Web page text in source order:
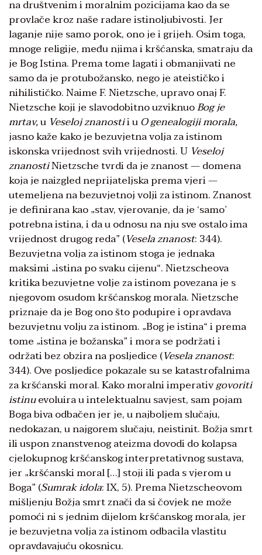
na društvenim i moralnim pozicijama kao da se
provlače kroz naše radare istinoljubivosti. Jer
laganje nije samo porok, ono je i grijeh. Osim toga,
mnoge religije, među njima i kršćanska, smatraju da
je Bog Istina. Prema tome lagati i obmanjivati ne
samo da je protubožansko, nego je ateističko i
nihilističko. Naime F. Nietzsche, upravo onaj F.
Nietzsche koji je slavodobitno uzviknuoBog je
mrtav,u Veseloj znanostii uO genealogiji morala,
jasno kaže kako je bezuvjetna volja za istinom
iskonska vrijednost svih vrijednosti. U Veseloj
znanostiNietzsche tvrdi da je znanost — domena
koja je naizgled neprijateljska prema vjeri —
utemeljena na bezuvjetnoj volji za istinom. Znanost
je definirana kao „stav, vjerovanje, da je ‘samo’
potrebna istina, i da u odnosu na nju sve ostalo ima
vrijednost drugog reda” (Vesela znanost: 344).
Bezuvjetna volja za istinom stoga je jednaka
maksimi „istina po svaku cijenu“. Nietzscheova
kritika bezuvjetne volje za istinom povezana je s
njegovom osudom kršćanskog morala. Nietzsche
priznaje da je Bog ono što podupire i opravdava
bezuvjetnu volju za istinom. „Bog je istina“ i prema
tome „istina je božanska” i mora se podržati i
održati bez obzira na posljedice (Vesela znanost:
344). Ove posljedice pokazale su se katastrofalnima
za kršćanski moral. Kako moralni imperativgovoriti
istinuevoluira u intelektualnu savjest, sam pojam
Boga biva odbačen jer je, u najboljem slučaju,
nedokazan, u najgorem slučaju, neistinit. Božja smrt
ili uspon znanstvenog ateizma dovodi do kolapsa
cjelokupnog kršćanskog interpretativnog sustava,
jer „kršćanski moral […] stoji ili pada s vjerom u
Boga” (Sumrak idola: IX, 5). Prema Nietzscheovom
mišljenju Božja smrt znači da si čovjek ne može
pomoći ni s jednim dijelom kršćanskog morala, jer
je bezuvjetna volja za istinom odbacila vlastitu
opravdavajuću okosnicu.